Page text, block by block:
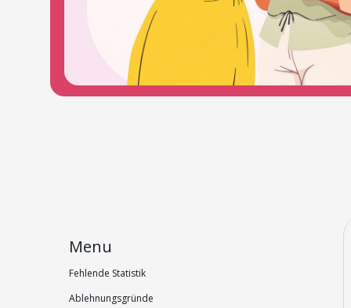
Menu
Fehlende Statistik
Ablehnungsgründe